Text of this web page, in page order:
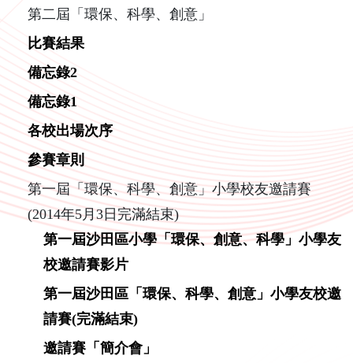
第二屆「環保、科學、創意」
比賽結果
備忘錄2
備忘錄1
各校出場次序
參賽章則
第一屆「環保、科學、創意」小學校友邀請賽
(2014年5月3日完滿結束)
第一屆沙田區小學「環保、創意、科學」小學友
校邀請賽影片
第一屆沙田區「環保、科學、創意」小學友校邀
請賽(完滿結束)
邀請賽「簡介會」